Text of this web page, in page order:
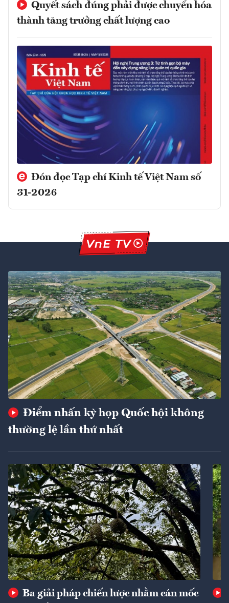
Quyết sách đúng phải được chuyển hóa
thành tăng trưởng chất lượng cao
Đón đọc Tạp chí Kinh tế Việt Nam số
31-2026
Điểm nhấn kỳ họp Quốc hội không
thường lệ lần thứ nhất
Ba giải pháp chiến lược nhằm cán mốc